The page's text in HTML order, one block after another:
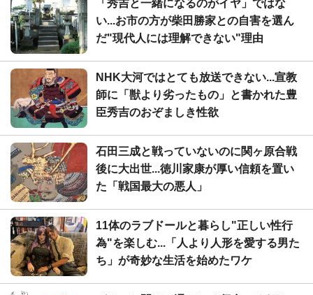
「秀吉と一緒になるのがイヤ」ではな
い...お市の方が柴田勝家との自害を選ん
だ"現代人には理解できない"理由
NHK大河ではとても放送できない...宣教
師に「獣より劣ったもの」と書かれた豊
臣秀吉のおぞましき性欲
石田三成と戦っていないのに関ヶ原合戦
後に大出世...徳川家康が厚い信頼を置い
た「戦国最大の悪人」
11体のラブドールと暮らし"正しい性行
為"を楽しむ...「人より人形を愛する男た
ち」が奇妙な生活を始めたワケ